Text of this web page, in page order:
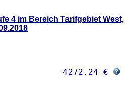
4 im Bereich Tarifgebiet West,
4272.24 €